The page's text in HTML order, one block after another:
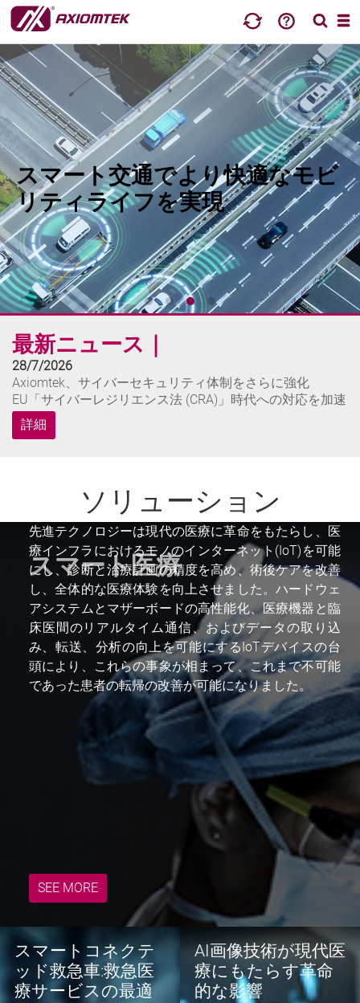
スマート交通でより快適なモビ
リティライフを実現
最新ニュース
16/7/2026
Axiomtek、車載監視およびデータ収集向け EN 50155認証
ファンレス組込みシステム「tBOX210」を発表
詳細
4/8/2026
Axiomtek、oToBriteと提携し、ヒューマノイドロボット、
およびPhysical AI向けエッジAIビジョン技術を推進
詳細
28/7/2026
Axiomtek、サイバーセキュリティ体制をさらに強化
EU「サイバーレジリエンス法 (CRA)」時代への対応を加速
詳細
Axiomtek、ロボット開発キット「AIE015-AT」を発表、
NVIDIA® Jetson Thor™を搭載し、次世代Physical AIアプリ
ケーション...
詳細
16/7/2026
Axiomtek、車載監視およびデータ収集向け EN 50155認証
ファンレス組込みシステム「tBOX210」を発表
詳細
4/8/2026
Axiomtek、oToBriteと提携し、ヒューマノイドロボット、
およびPhysical AI向けエッジAIビジョン技術を推進
ソリューション
スマート医療
先進テクノロジーは現代の医療に革命をもたらし、医
療インフラにおけるモノのインターネット(IoT)を可能
にし、診断と治療計画の精度を高め、術後ケアを改善
し、全体的な医療体験を向上させました。ハードウェ
アシステムとマザーボードの高性能化、医療機器と臨
床医間のリアルタイム通信、およびデータの取り込
み、転送、分析の向上を可能にするIoTデバイスの台
頭により、これらの事象が相まって、これまで不可能
であった患者の転帰の改善が可能になりました。
SEE MORE
スマートコネクテ
ッド救急車:救急医
療サービスの最適
AI画像技術が現代医
療にもたらす革命
的な影響